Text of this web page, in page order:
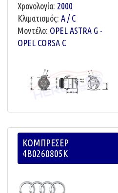
Χρονολογία: 2000
Κλιματισμός: A / C
Μοντέλο: OPEL ASTRA G -
OPEL CORSA C
ΚΟΜΠΡΕΣΕΡ
4B0260805K